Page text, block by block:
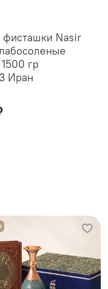
фисташки Nasir
гр
Иран